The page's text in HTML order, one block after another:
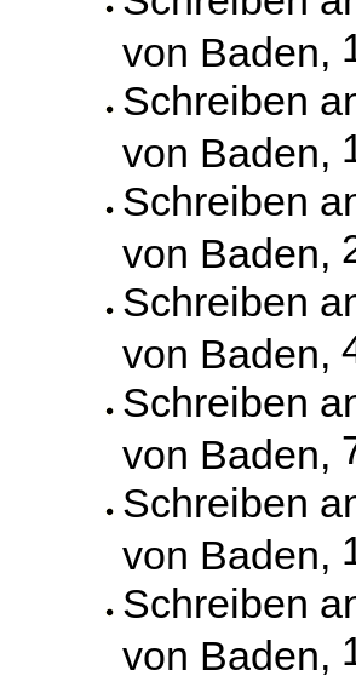
von Baden,
Schreiben
von Baden,
Schreiben
von Baden,
Schreiben
von Baden,
Schreiben
von Baden,
Schreiben
von Baden,
Schreiben
von Baden,